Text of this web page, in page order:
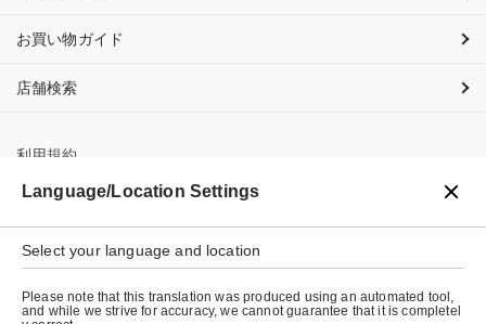
お買い物ガイド
店舗検索
利用規約
プライバシーポリシー
特定商取引法に基づく表示
会社概要
Language/Location Settings
Select your language and location
Please note that this translation was produced using an automated tool,
and while we strive for accuracy, we cannot guarantee that it is completel